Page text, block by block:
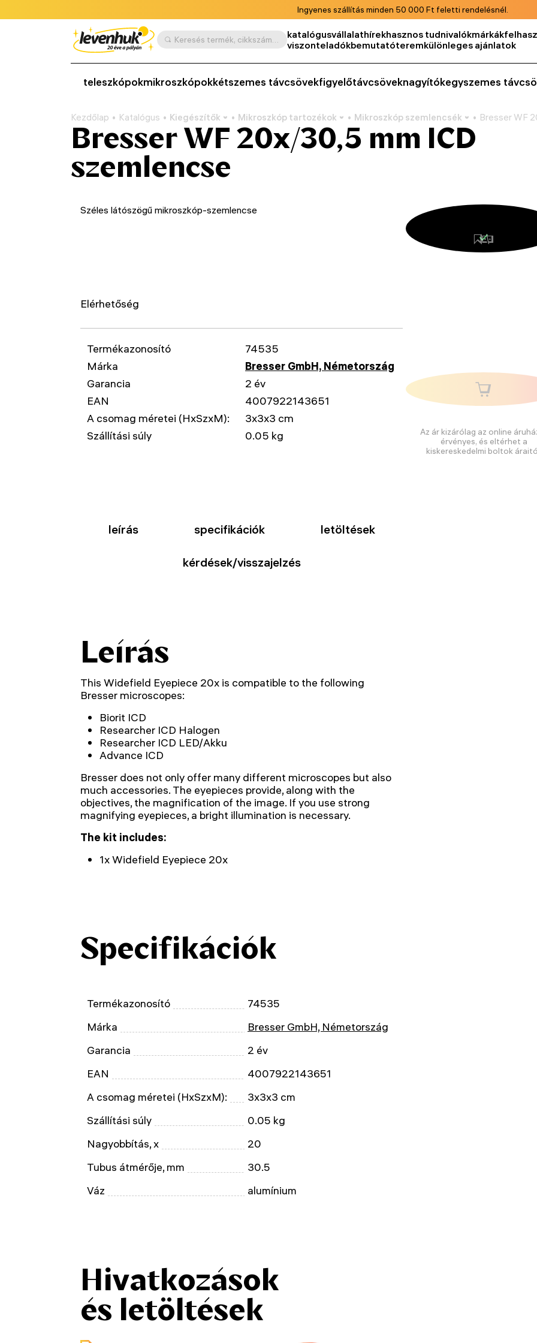
Ingyenes szállítás minden 50 000 Ft feletti rendelésnél.
Keresés termék, cikkszám, kategória stb. szerint katalógusvállalathírekhasznos tudnivalókmárkák
viszonteladókbemutatóteremkülönleges ajánlatok
teleszkópokmikroszkópokkétszemes távcsövekfigyelőtávcsöveknagyítókegyszemes
Kezdőlap Katalógus Kiegészítők Mikroszkóp tartozékok Mikroszkóp szemlencsék Bresser WF
Bresser WF 20x/30,5 mm ICD
szemlencse
Az ár kizárólag az online
érvényes, és eltérhet a
kiskereskedelmi boltok
Széles látószögű mikroszkóp-szemlencse
Elérhetőség
Termékazonosító
74535
Márka
Bresser GmbH, Németország
Garancia
2 év
EAN
4007922143651
A csomag méretei (HxSzxM):
3x3x3 cm
Szállítási súly
0.05 kg
leírás specifikációk letöltések
kérdések/visszajelzés
Leírás
This Widefield Eyepiece 20x is compatible to the following
Bresser microscopes:
Biorit ICD
Researcher ICD Halogen
Researcher ICD LED/Akku
Advance ICD
Bresser does not only offer many different microscopes but also
much accessories. The eyepieces provide, along with the
objectives, the magnification of the image. If you use strong
magnifying eyepieces, a bright illumination is necessary.
The kit includes:
1x Widefield Eyepiece 20x
Specifikációk
Termékazonosító
74535
Márka
Bresser GmbH, Németország
Garancia
2 év
EAN
4007922143651
A csomag méretei (HxSzxM):
3x3x3 cm
Szállítási súly
0.05 kg
Nagyobbítás, x
20
Tubus átmérője, mm
30.5
Váz
alumínium
Hivatkozások
és letöltések